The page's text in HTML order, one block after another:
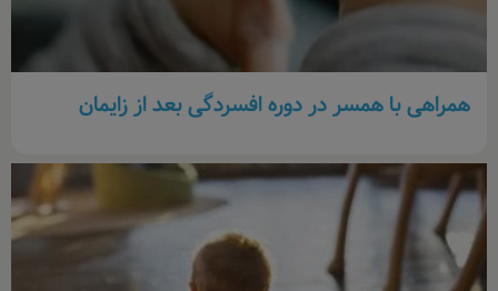
همراهی با همسر در دوره افسردگی بعد از زایمان